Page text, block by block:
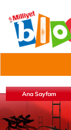
Ana Sayfam